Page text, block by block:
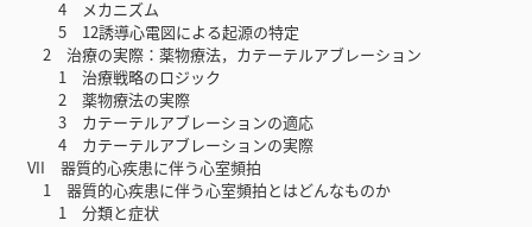
4 メカニズム
5 12誘導心電図による起源の特定
2 治療の実際：薬物療法，カテーテルアブレーション
1 治療戦略のロジック
2 薬物療法の実際
3 カテーテルアブレーションの適応
4 カテーテルアブレーションの実際
VII 器質的心疾患に伴う心室頻拍
1 器質的心疾患に伴う心室頻拍とはどんなものか
1 分類と症状